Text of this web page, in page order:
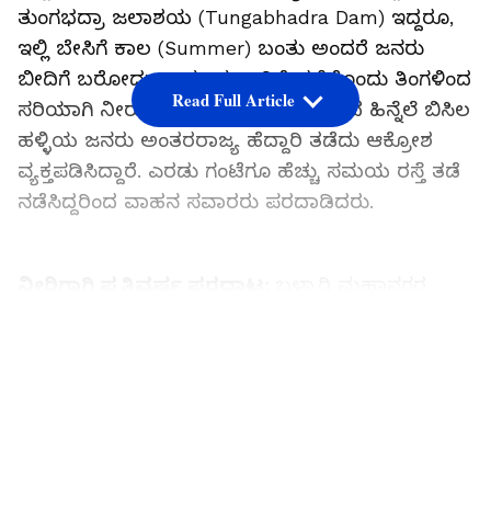
ತುಂಗಭದ್ರಾ ಜಲಾಶಯ (Tungabhadra Dam) ಇದ್ದರೂ,
ಇಲ್ಲಿ ಬೇಸಿಗೆ ಕಾಲ (Summer) ಬಂತು ಅಂದರೆ ಜನರು
ಬೀದಿಗೆ ಬರೋದು ಸಾಮಾನ್ಯವಾಗಿದೆ. ಕಳೆದೊಂದು ತಿಂಗಳಿಂದ
ಸರಿಯಾಗಿ ನೀರು (Drinking Water) ಬಾರದ ಹಿನ್ನೆಲೆ ಬಿಸಿಲ
ಹಳ್ಳಿಯ ಜನರು ಅಂತರರಾಜ್ಯ ಹೆದ್ದಾರಿ ತಡೆದು ಆಕ್ರೋಶ
ವ್ಯಕ್ತಪಡಿಸಿದ್ದಾರೆ. ಎರಡು ಗಂಟೆಗೂ ಹೆಚ್ಚು ಸಮಯ ರಸ್ತೆ ತಡೆ
ನಡೆಸಿದ್ದರಿಂದ ವಾಹನ ಸವಾರರು ಪರದಾಡಿದರು.
Read Full Article